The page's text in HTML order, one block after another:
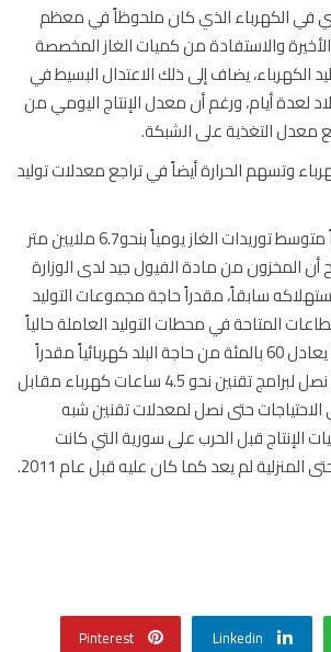
في الكهرباء الذي كان ملحوظاً في معظم
والاستفادة من كميات الغاز المخصصة
توليد الكهرباء، يضاف إلى ذلك الاعتدال البسيط في
لعدة أيام، ورغم أن معدل الإنتاج اليومي من
وتسهم الحرارة أيضاً في تراجع معدلات توليد
وعن توريدات حوامل الطاقة أكد المصدر أنه مازالت على حالها ولم تتحسن مقدراً متوسط توريدات الغاز يومياً بنحو6.7 ملايين متر
في حين أوضح أن المخزون من مادة الفيول جيد لدى الوزارة
سابقاً، مقدراً حاجة مجموعات التوليد
المتاحة في محطات التوليد العاملة حالياً
في حال تم تأمين مادة الغاز الكافي يمكن أن تولد حتى 4500 ميغا واط وهو ما يعادل 60 بالمئة من حاجة البلد كهربائياً مقدراً
أنه في حال الوصول إلى مرحلة التشغيل الكامل لمجموعات التوليد العاملة حالياً نصل لبرامج تقنين نحو 4.5 ساعات كهرباء مقابل
حتى نصل لمعدلات تقنين شبه
كميات الإنتاج قبل الحرب على سورية التي كانت
Linkedin
Pinterest